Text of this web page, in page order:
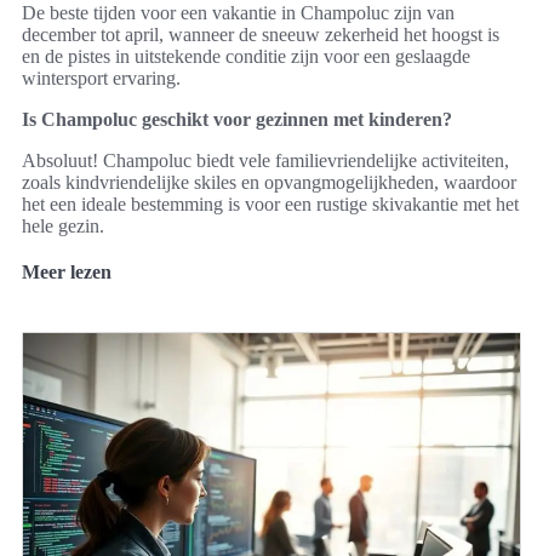
De beste tijden voor een vakantie in Champoluc zijn van
december tot april, wanneer de sneeuw zekerheid het hoogst is
en de pistes in uitstekende conditie zijn voor een geslaagde
wintersport ervaring.
Is Champoluc geschikt voor gezinnen met kinderen?
Absoluut! Champoluc biedt vele familievriendelijke activiteiten,
zoals kindvriendelijke skiles en opvangmogelijkheden, waardoor
het een ideale bestemming is voor een rustige skivakantie met het
hele gezin.
Meer lezen